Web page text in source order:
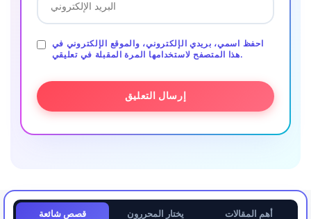
احفظ اسمي، بريدي الإلكتروني، والموقع الإلكتروني في
هذا المتصفح لاستخدامها المرة المقبلة في تعليقي.
قصص شائعة يختار المحررون أهم المقالات